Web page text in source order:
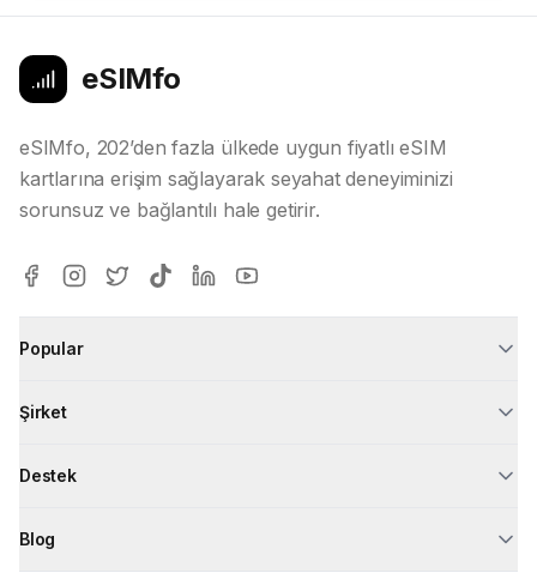
eSIMfo
eSIMfo, 202’den fazla ülkede uygun fiyatlı eSIM
kartlarına erişim sağlayarak seyahat deneyiminizi
sorunsuz ve bağlantılı hale getirir.
Popular
Şirket
Destek
Blog